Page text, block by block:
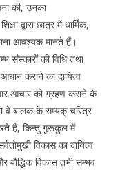
की, उनका
द्वारा छात्र में धार्मिक,
आवश्यक मानते हैं।
संस्कारों की विधि तथा
कराने का दायित्व
आचार को ग्रहण कराने के
वे बालक के सम्यक् चरित्र
करते हैं, किन्तु गुरूकुल में
विकास का दायित्व
विकास तभी सम्भव